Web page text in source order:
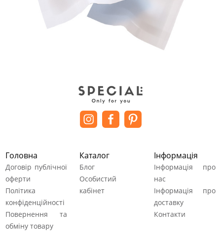
Головна
Договір публічної
оферти
Політика
конфіденційності
Повернення та
обміну товару
Каталог
Блог
Особистий
кабінет
Інформація
Інформація про
нас
Інформація про
доставку
Контакти